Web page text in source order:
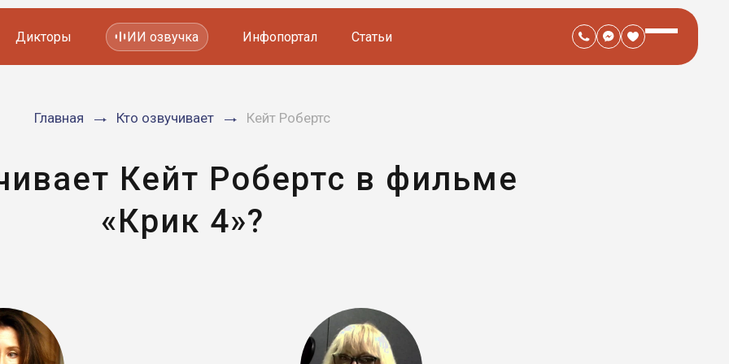
Мультфильмов
Дикторы ИИ озвучка Инфопортал Статьи
Главная Кто озвучивает Кейт Робертс
Кейт Робертс в фильме
«Крик 4»?